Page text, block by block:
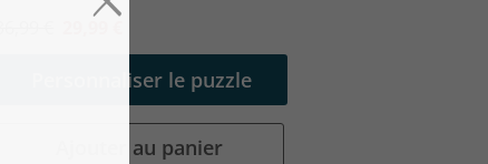
Personnaliser le puzzle
Ajouter au panier